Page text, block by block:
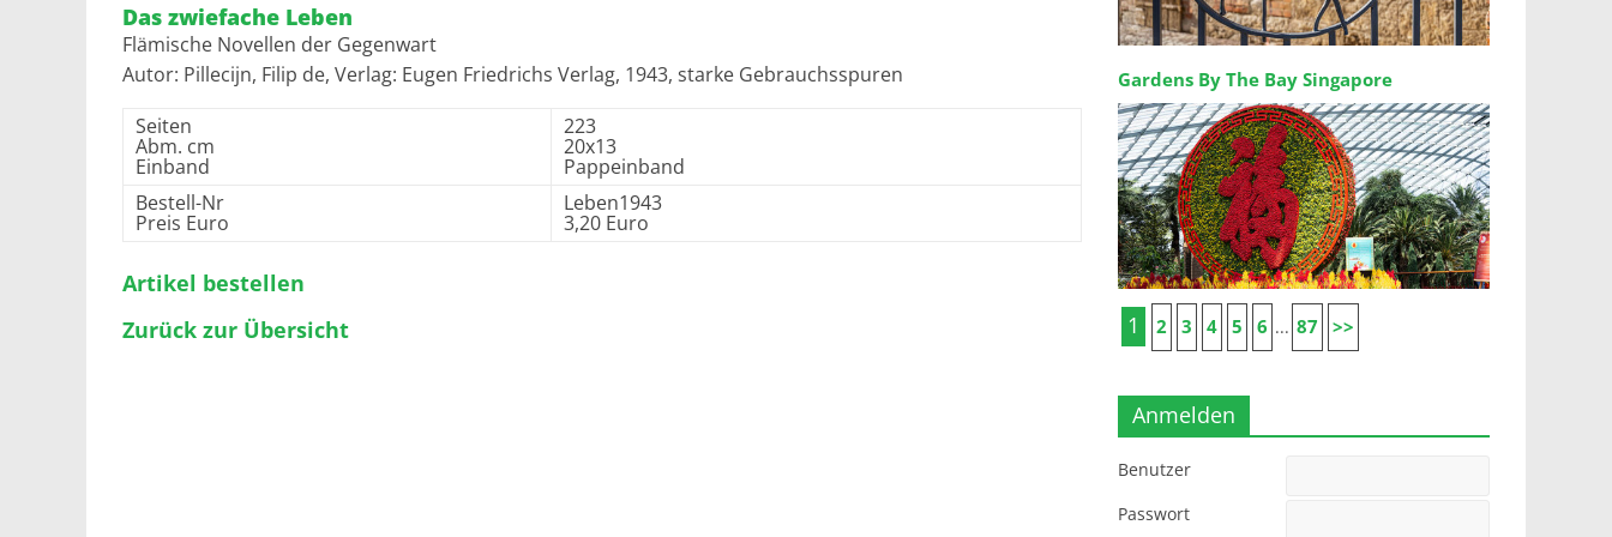
Das zwiefache Leben
Flämische Novellen der Gegenwart
Autor: Pillecijn, Filip de, Verlag: Eugen Friedrichs Verlag, 1943, starke Gebrauchsspuren
Seiten
Abm. cm
Einband
223
20x13
Pappeinband
Bestell-Nr
Preis Euro
Leben1943
3,20 Euro
Artikel bestellen
Zurück zur Übersicht
Gardens By The Bay Singapore
1 2 3 4 5 6 ... 87 >>
Anmelden
Benutzer
Passwort